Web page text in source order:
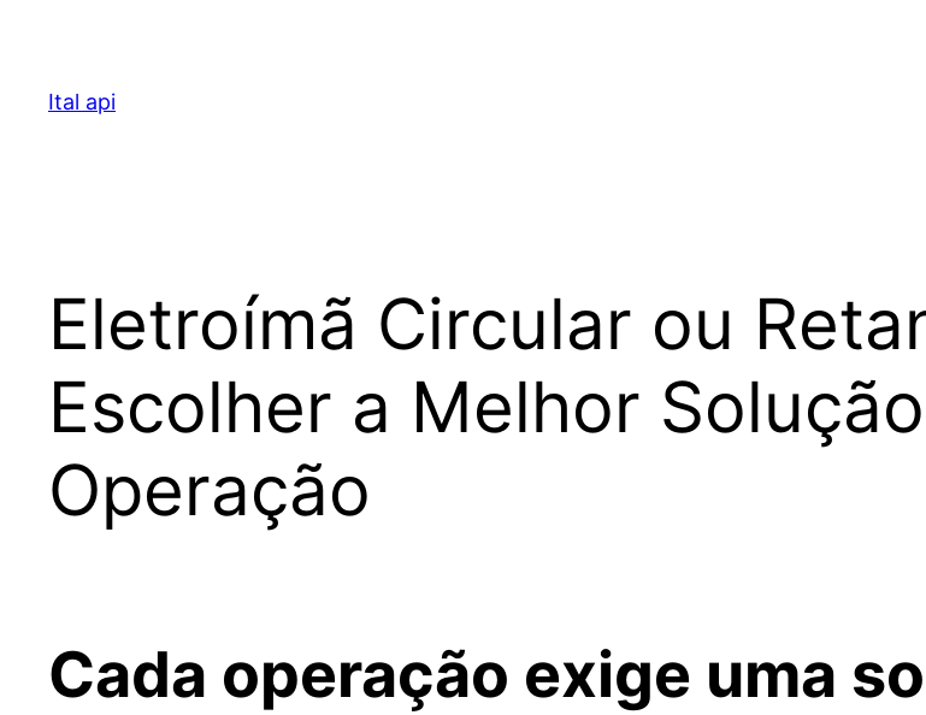
Ital api
Eletroímã Circular ou
Escolher a Melhor
Operação
Cada operação exige uma